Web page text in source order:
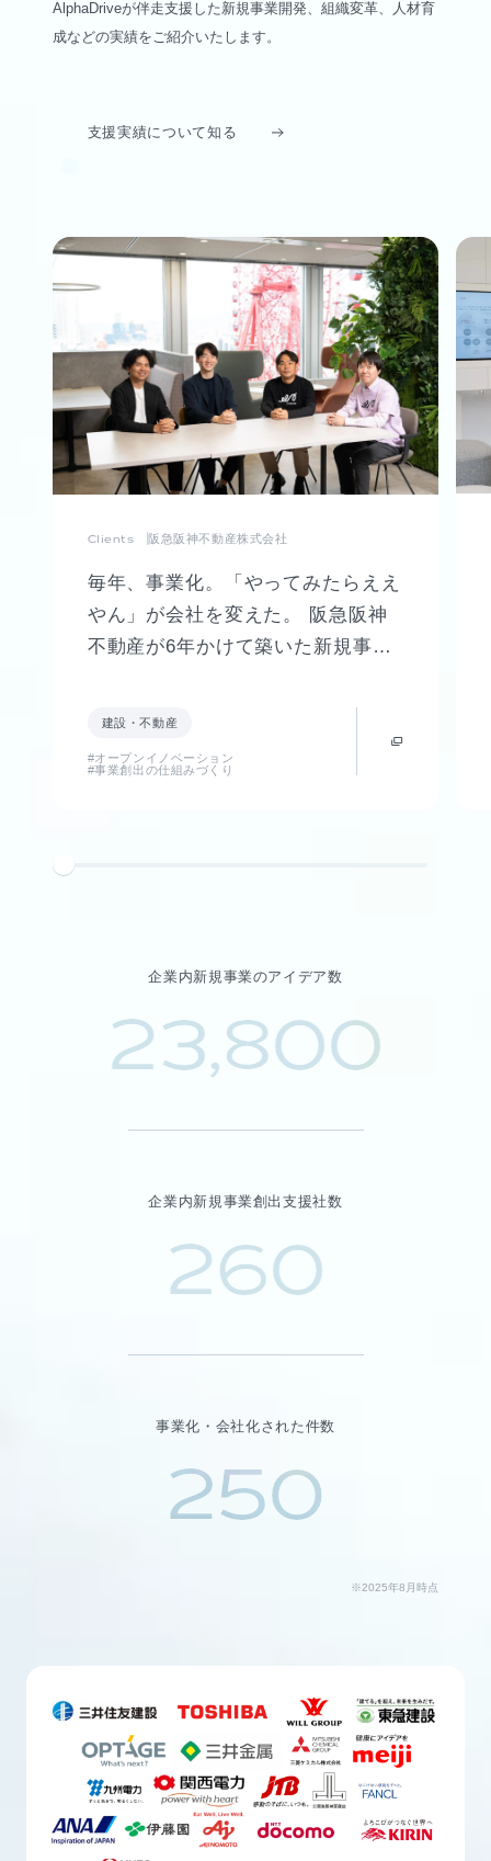
AlphaDriveが伴走支援した新規事業開発、組織変革、人材育
成などの実績をご紹介いたします。
支援実績について知る
Clients 阪急阪神不動産株式会社
毎年、事業化。「やってみたらええ
やん」が会社を変えた。 阪急阪神
不動産が6年かけて築いた新規事業
建設・不動産
#オープンイノベーション
#事業創出の仕組みづくり
企業内新規事業のアイデア数
23,800
企業内新規事業創出支援社数
260
事業化・会社化された件数
250
※2025年8月時点